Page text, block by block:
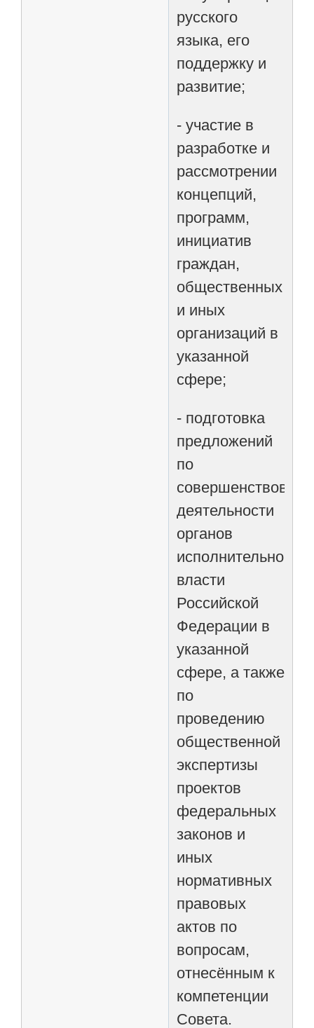
русского
языка, его
поддержку и
развитие;
- участие в
разработке и
рассмотрении
концепций,
программ,
инициатив
граждан,
общественных
и иных
организаций в
указанной
сфере;
- подготовка
предложений
по
деятельности
органов
исполнительной
власти
Российской
Федерации в
указанной
сфере, а также
по
проведению
общественной
экспертизы
проектов
федеральных
законов и
иных
нормативных
правовых
актов по
вопросам,
отнесённым к
компетенции
Совета.